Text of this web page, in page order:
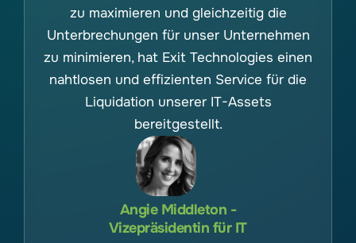
zu maximieren und gleichzeitig die
Unterbrechungen für unser Unternehmen
zu minimieren, hat Exit Technologies einen
nahtlosen und effizienten Service für die
Liquidation unserer IT-Assets
bereitgestellt.
Angie Middleton -
Vizepräsidentin für IT